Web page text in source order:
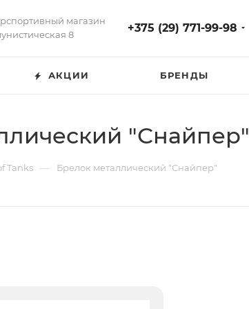
магазин
8
+375 (29) 771-99-98
АКЦИИ БРЕНДЫ
"Снайпер"
Tanks — Брелок металлический "Снайпер"